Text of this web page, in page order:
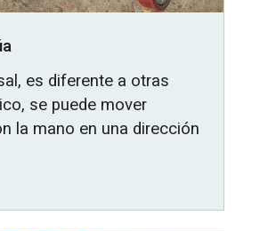
es diferente a otras
se puede mover
la mano en una dirección